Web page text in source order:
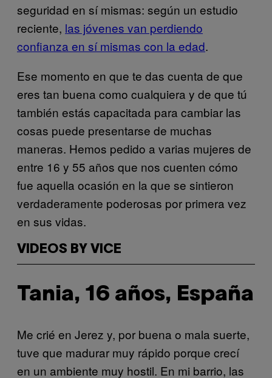
seguridad en sí mismas: según un estudio
reciente, las jóvenes van perdiendo
confianza en sí mismas con la edad.
Ese momento en que te das cuenta de que
eres tan buena como cualquiera y de que tú
también estás capacitada para cambiar las
cosas puede presentarse de muchas
maneras. Hemos pedido a varias mujeres de
entre 16 y 55 años que nos cuenten cómo
fue aquella ocasión en la que se sintieron
verdaderamente poderosas por primera vez
en sus vidas.
VIDEOS BY VICE
Tania, 16 años, España
Me crié en Jerez y, por buena o mala suerte,
tuve que madurar muy rápido porque crecí
en un ambiente muy hostil. En mi barrio, las